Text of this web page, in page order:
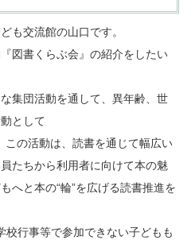
も交流館の山口です。
図書くらぶ会』の紹介をしたい
集団活動を通して、異年齢、世
として
の活動は、読書を通じて幅広い
たちから利用者に向けて本の魅
へと本の“輪”を広げる読書推進を
行事等で参加できない子どもも